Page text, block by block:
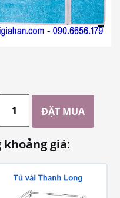
khoảng giá: